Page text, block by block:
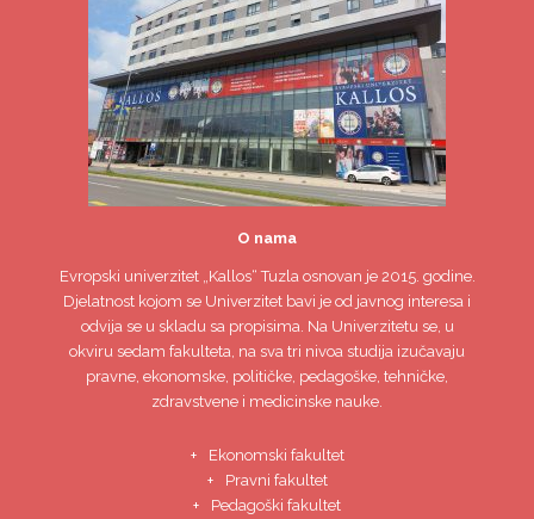
O nama
Evropski univerzitet„Kallos“ Tuzla osnovan je 2015. godine.
Djelatnost kojom se Univerzitet bavi je od javnog interesa i
odvija se u skladu sa propisima. Na Univerzitetu se, u
okviru sedam fakulteta, na sva tri nivoa studija izučavaju
pravne, ekonomske, političke, pedagoške, tehničke,
zdravstvene i medicinske nauke.
Ekonomski fakultet
Pravni fakultet
Pedagoški fakultet